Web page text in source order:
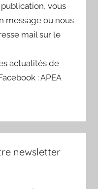
vous
message ou nous
mail sur le
actualités de
: APEA
newsletter